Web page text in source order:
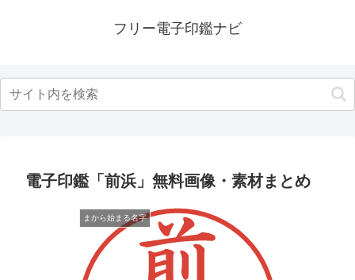
フリー電子印鑑ナビ
電子印鑑「前浜」無料画像・素材まとめ
まから始まる名字